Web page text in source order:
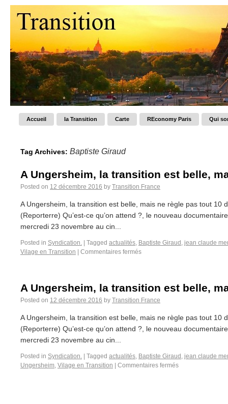
Accueil la Transition Carte REconomy Paris Qui
Tag Archives: Baptiste Giraud
A Ungersheim, la transition est belle,
Posted on 12 décembre 2016 by Transition France
A Ungersheim, la transition est belle, mais ne règle pas tout 10
(Reporterre) Qu’est-ce qu’on attend ?, le nouveau
mercredi 23 novembre au cin...
Posted in Syndication. Tagged actualités, Baptiste Giraud , jean claude
Vilage en Transition
Commentaires fermés
A Ungersheim, la transition est belle,
Posted on 12 décembre 2016 by Transition France
A Ungersheim, la transition est belle, mais ne règle pas tout 10
(Reporterre) Qu’est-ce qu’on attend ?, le nouveau
mercredi 23 novembre au cin...
Posted in Syndication. Tagged actualités, Baptiste Giraud , jean claude
Ungersheim, Vilage en Transition Commentaires fermés